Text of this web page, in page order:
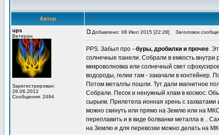
Автор
ups
Ветеран
Зарегистрирован:
28.06.2012
Сообщения: 2494
Добавлено: 08 Июл 2015 [22:28] Заголовок
PPS. Забыл про --буры, дробилки и прочее.
солнечные панели. Собрали в емкость внутри
микроволновка или солнечный свет
водороды, гелии там - закачали в контейнер.
Потом металлы пошли. Тут дали магнитное
Собрали. Песок и ненужный хлам в космос.
сырьем. Прилетела ионная хрень с
можно скинуть или прямо на Землю или на
переплавить и в виде болванки металла в ..
на Землю и для перевозки можно делать на